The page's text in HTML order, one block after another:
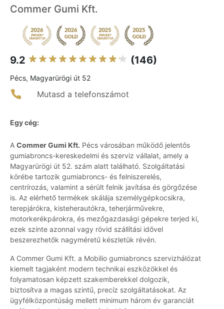
Commer Gumi Kft.
9.2 (146)
Pécs, Magyarürögi út 52
Mutasd a telefonszámot
Egy cég:
A Commer Gumi Kft. Pécs városában működő jelentős
gumiabroncs-kereskedelmi és szerviz vállalat, amely a
Magyarürögi út 52. szám alatt található. Szolgáltatási
körébe tartozik gumiabroncs- és felniszerelés,
centrírozás, valamint a sérült felnik javítása és görgőzése
is. Az elérhető termékek skálája személygépkocsikra,
terepjárókra, kisteherautókra, teherjárművekre,
motorkerékpárokra, és mezőgazdasági gépekre terjed ki,
ezek szinte azonnal vagy rövid szállítási idővel
beszerezhetők nagyméretű készletük révén.
A Commer Gumi Kft. a Mobilio gumiabroncs szervizhálózat
kiemelt tagjaként modern technikai eszközökkel és
folyamatosan képzett szakemberekkel dolgozik,
biztosítva a magas szintű, precíz szolgáltatásokat. Az
ügyfélközpontúság mellett minimum három év garanciát